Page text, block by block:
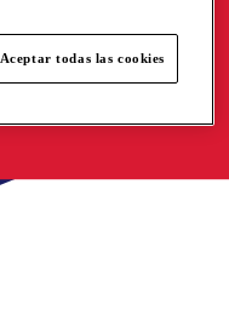
Aceptar todas las cookies